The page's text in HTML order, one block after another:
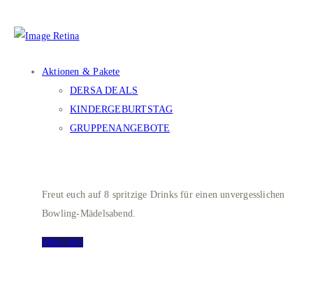
Aktionen & Pakete
DERSA DEALS
KINDERGEBURTSTAG
GRUPPENANGEBOTE
Freut euch auf 8 spritzige Drinks für einen unvergesslichen
Bowling-Mädelsabend.
Mehr info